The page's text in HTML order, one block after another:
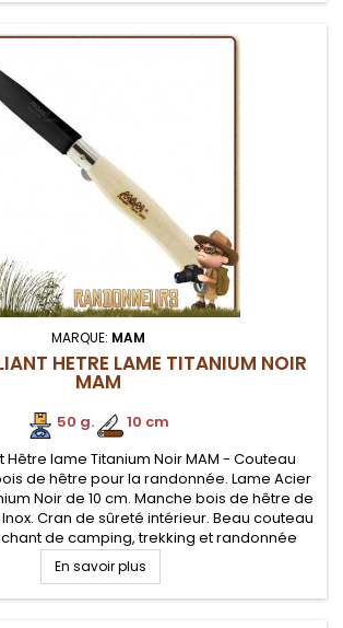
MARQUE: MAM
HETRE LAME TITANIUM NOIR
MAM
50 g.
10 cm
Hêtre lame Titanium Noir MAM - Couteau
de hêtre pour la randonnée. Lame Acier
Noir de 10 cm. Manche bois de hêtre de
Inox. Cran de sûreté intérieur. Beau couteau
de camping, trekking et randonnée
légère
En savoir plus